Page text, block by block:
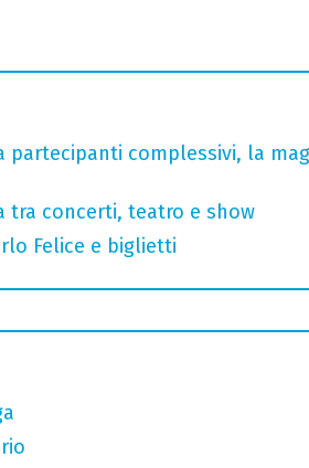
complessivi, la
tra concerti, teatro e show
Felice e biglietti